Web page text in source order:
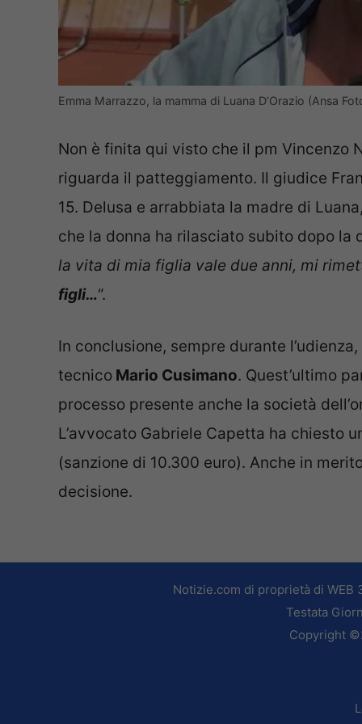
Emma Marrazzo, la mamma di Luana D’Orazio (Ansa
Non è finita qui visto che il pm Vincenzo
riguarda il patteggiamento. Il giudice
15. Delusa e arrabbiata la madre di
che la donna ha rilasciato subito dopo
la vita di mia figlia vale due anni, mi
figli…“.
In conclusione, sempre durante
tecnico Mario Cusimano. Quest’ultimo
processo presente anche la società
L’avvocato Gabriele Capetta ha chiesto
(sanzione di 10.300 euro). Anche in
decisione.
Notizie.com di proprietà di WEB
Testata
Copyright